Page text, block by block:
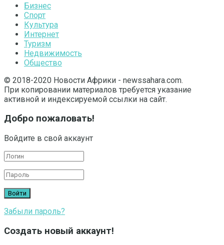
Бизнес
Спорт
Культура
Интернет
Туризм
Недвижимость
Общество
© 2018-2020 Новости Африки - newssahara.com.
При копировании материалов требуется указание
активной и индексируемой ссылки на сайт.
Добро пожаловать!
Войдите в свой аккаунт
Забыли пароль?
Создать новый аккаунт!